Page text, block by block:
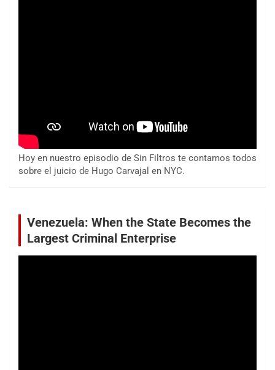
Hoy en nuestro episodio de Sin Filtros te contamos todos
sobre el juicio de Hugo Carvajal en NYC.
Venezuela: When the State Becomes the
Largest Criminal Enterprise